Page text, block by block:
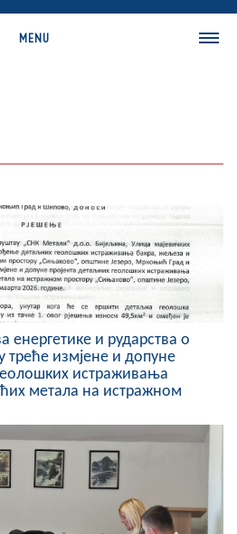
MENU
начелника
енергетике и рударства о
треће измјене и допуне
истраживања
метала на истражном